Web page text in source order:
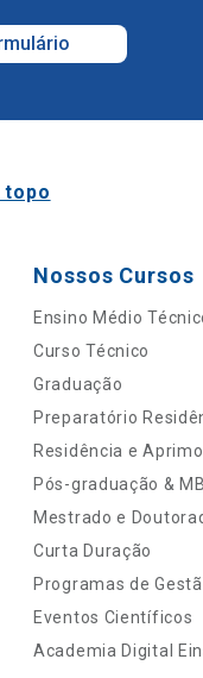
topo
Nossos Cursos
Ensino Médio
Curso Técnico
Graduação
Preparatório
Residência e
Pós-graduação &
Mestrado e
Curta Duração
Programas de
Eventos Científicos
Academia Digital